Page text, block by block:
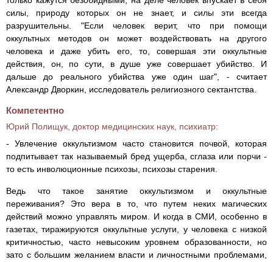
силы, природу которых он не знает, и силы эти всегда
разрушительны. "Если человек верит, что при помощи
оккультных методов он может воздействовать на другого
человека и даже убить его, то, совершая эти оккультные
действия, он, по сути, в душе уже совершает убийство. И
дальше до реального убийства уже один шаг", - считает
Александр Дворкин, исследователь религиозного сектантства.
Компетентно
Юрий Полищук, доктор медицинских наук, психиатр:
- Увлечение оккультизмом часто становится почвой, которая
подпитывает так называемый бред ущерба, сглаза или порчи -
то есть инволюционные психозы, психозы старения.
Ведь что такое занятие оккультизмом и оккультные
переживания? Это вера в то, что путем неких магических
действий можно управлять миром. И когда в СМИ, особенно в
газетах, тиражируются оккультные услуги, у человека с низкой
критичностью, часто невысоким уровнем образованности, но
зато с большим желанием власти и личностными проблемами,